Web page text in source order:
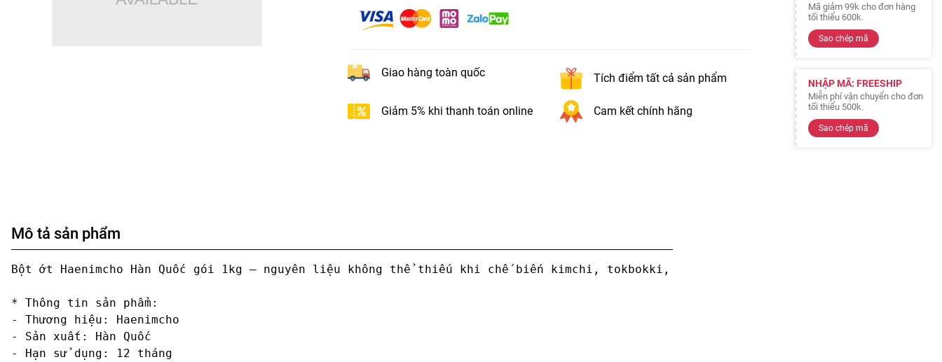
Giao hàng toàn quốc Tích điểm tất cả sản phẩm
Giảm 5% khi thanh toán online Cam kết chính hãng
Mã giảm 99k cho đơn hàng
tối thiểu 600k.
Sao chép mã
NHẬP MÃ: FREESHIP
Miễn phí vận chuyển cho đơn
tối thiểu 500k.
Sao chép mã
Mô tả sản phẩm
Bột ớt Haenimcho Hàn Quốc gói 1kg – nguyên liệu không thể thiếu khi chế biến kimchi, tokbokki, gà cay, mì cay... Màu đỏ tự nhiên,
* Thông tin sản phẩm:
- Thương hiệu: Haenimcho
- Sản xuất: Hàn Quốc
- Hạn sử dụng: 12 tháng